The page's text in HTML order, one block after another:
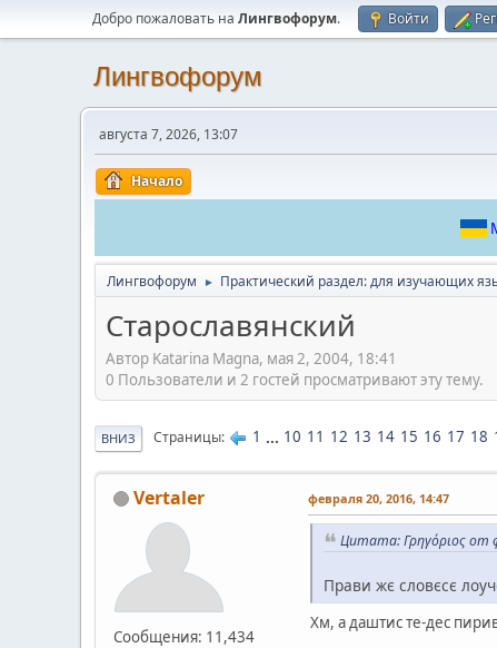
Добро пожаловать на Лингвофорум. Войти
Лингвофорум
августа 7, 2026, 13:07
Начало
Лингвофорум ► Практический раздел: для изучающих
Cтарославянский
Автор Katarina Magna, мая 2, 2004, 18:41
0 Пользователи и 2 гостей просматривают эту тему.
ВНИЗ Страницы 1 ... 10 11 12 13 14 15 16 17 18
Vertaler
Сообщения: 11,434
февраля 20, 2016, 14:47
Цитата: Γρηγόριος от
Прави жє словєсє
Хм, а даштис те-дес